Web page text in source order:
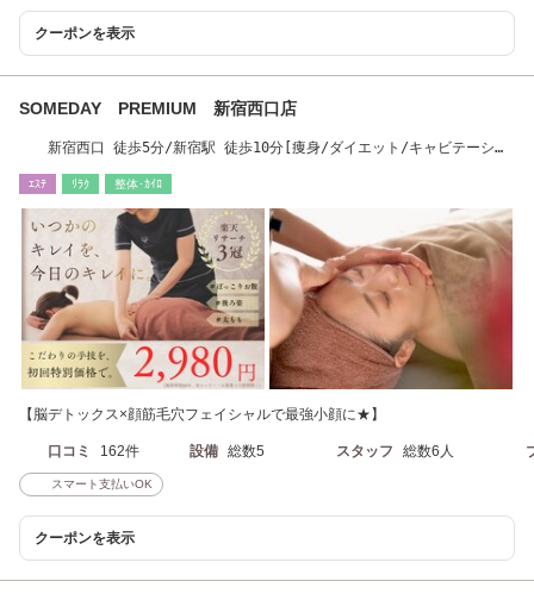
クーポンを表示
SOMEDAY PREMIUM 新宿西口店
新宿西口 徒歩5分/新宿駅 徒歩10分[痩身/ダイエット/キャビテーショ
ｴｽﾃ ﾘﾗｸ 整体･ｶｲﾛ
【脳デトックス×顔筋毛穴フェイシャルで最強小顔に★】
口コミ 162件 設備 総数5 スタッフ 総数6人
スマート支払いOK
クーポンを表示